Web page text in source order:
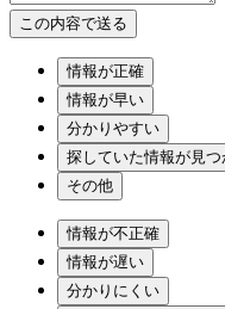
情報が正確
情報が早い
分かりやすい
探していた情報が見つ
その他
情報が不正確
情報が遅い
分かりにくい